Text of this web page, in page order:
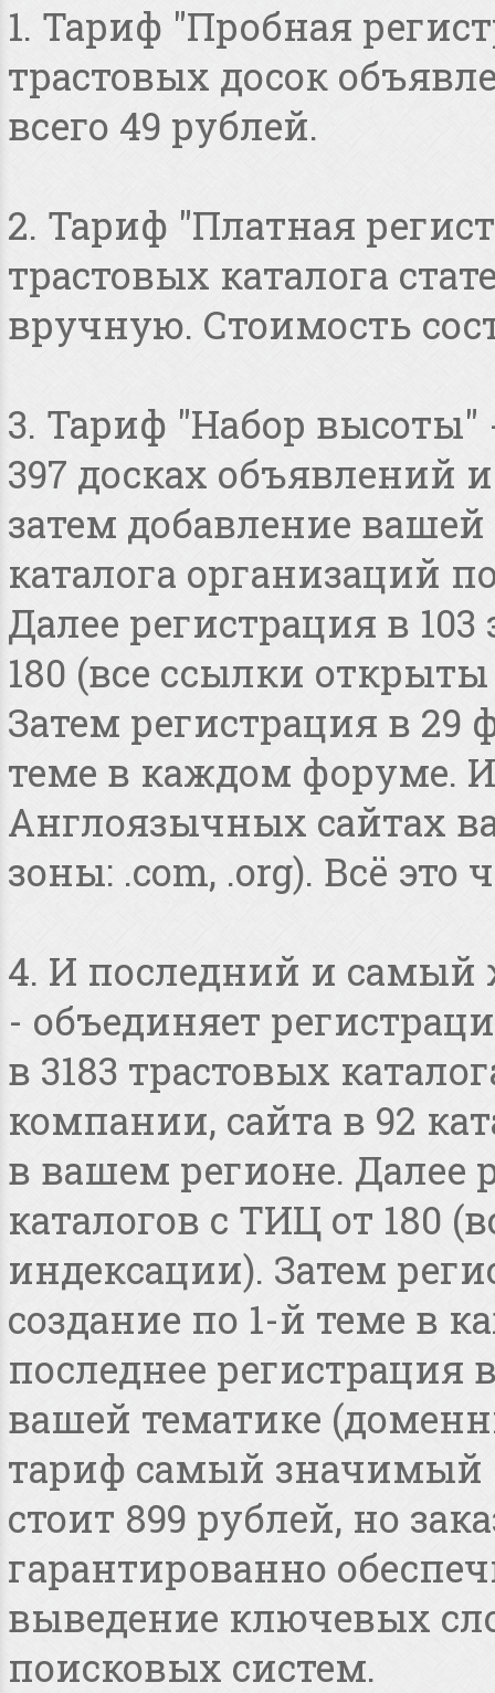
1. Тариф "Пробная
трастовых досок
всего 49 рублей.
2. Тариф "Платная
трастовых каталога
вручную. Стоимость
3. Тариф "Набор
397 досках объявлений
затем добавление
каталога организаций
Далее регистрация в
180 (все ссылки
Затем регистрация в 29
теме в каждом форуме.
Англоязычных сайтах
зоны: .com, .org). Всё это
4. И последний и
- объединяет
в 3183 трастовых
компании, сайта в 92
в вашем регионе. Далее
каталогов с ТИЦ от 180
индексации). Затем
создание по 1-й теме в
последнее регистрация
вашей тематике
тариф самый значимый
стоит 899 рублей, но
гарантированно
выведение ключевых
поисковых систем.